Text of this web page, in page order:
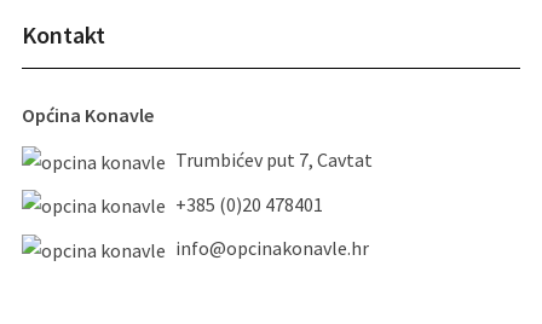
Kontakt
Općina Konavle
Trumbićev put 7, Cavtat
+385 (0)20 478401
info@opcinakonavle.hr